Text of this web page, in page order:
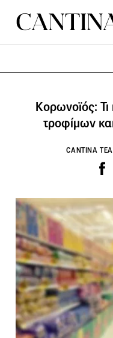
Κορωνοϊός: Τι
τροφίμων
CANTINA